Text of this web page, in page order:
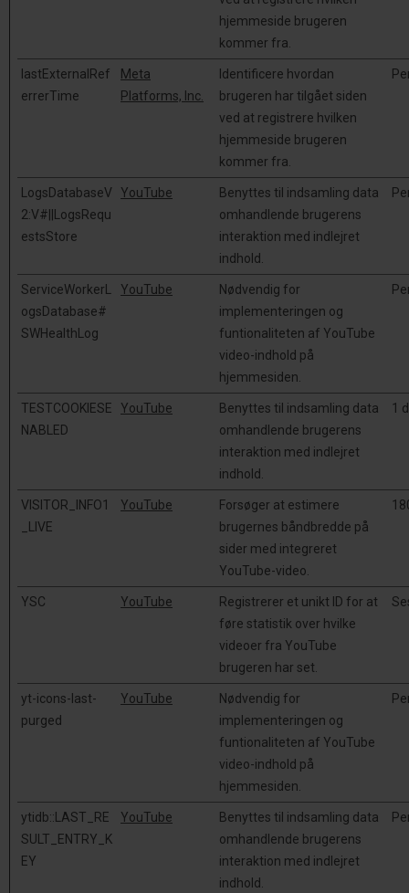
hjemmeside brugeren
kommer fra.
lastExternalRef
errerTime
Meta
Platforms, Inc.
Identificere hvordan
brugeren har tilgået siden
ved at registrere hvilken
hjemmeside brugeren
kommer fra.
LogsDatabaseV
2:V#||LogsRequ
estsStore
YouTube
Benyttes til indsamling data
omhandlende brugerens
interaktion med indlejret
indhold.
ServiceWorkerL
ogsDatabase#
SWHealthLog
YouTube
Nødvendig for
implementeringen og
funtionaliteten af YouTube
video-indhold på
hjemmesiden.
TESTCOOKIESE
NABLED
YouTube
Benyttes til indsamling data
omhandlende brugerens
interaktion med indlejret
indhold.
1
VISITOR_INFO1
_LIVE
YouTube
Forsøger at estimere
brugernes båndbredde på
sider med integreret
YouTube-video.
YSC YouTube
Registrerer et unikt ID for at
føre statistik over hvilke
videoer fra YouTube
brugeren har set.
yt-icons-last-
purged
YouTube
Nødvendig for
implementeringen og
funtionaliteten af YouTube
video-indhold på
hjemmesiden.
ytidb::LAST_RE
SULT_ENTRY_K
EY
YouTube
Benyttes til indsamling data
omhandlende brugerens
interaktion med indlejret
indhold.